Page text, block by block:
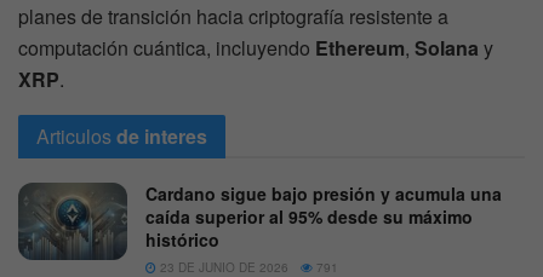
planes de transición hacia criptografía resistente a
computación cuántica, incluyendo Ethereum, Solana y
XRP.
Articulosde interes
Cardano sigue bajo presión y acumula una
caída superior al 95% desde su máximo
histórico
23 DE JUNIO DE 2026 791